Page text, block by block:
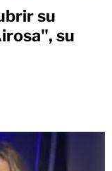
su
su